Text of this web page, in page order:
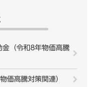
金（令和8年物価高騰
価高騰対策関連）